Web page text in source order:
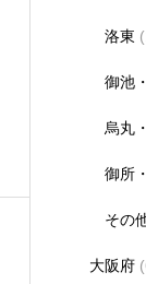
洛東
御池
烏丸
御所
その
大阪府